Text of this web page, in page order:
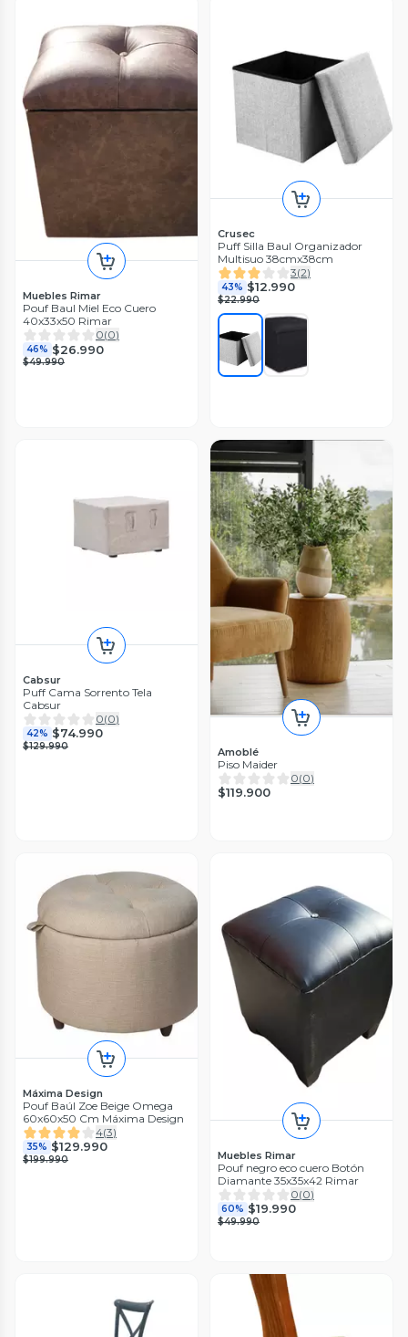
Muebles Rimar
Pouf Baul Miel Eco Cuero
40x33x50 Rimar
0(0)
46% $26.990
$49.990
Crusec
Puff Silla Baul Organizador
Multisuo 38cmx38cm
3(2)
43% $12.990
$22.990
Cabsur
Puff Cama Sorrento Tela
Cabsur
0(0)
42% $74.990
$129.990 Amoblé
Piso Maider
0(0)
$119.900
Máxima Design
Pouf Baúl Zoe Beige Omega
60x60x50 Cm Máxima Design
4(3)
35% $129.990
$199.990 Muebles Rimar
Pouf negro eco cuero Botón
Diamante 35x35x42 Rimar
0(0)
60% $19.990
$49.990